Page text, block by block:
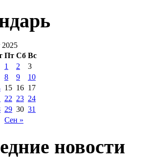
2025
Пт Сб Вс
Сен »
1 2
3
8 9
10
15 16 17
22 23 24
29 30 31
новости